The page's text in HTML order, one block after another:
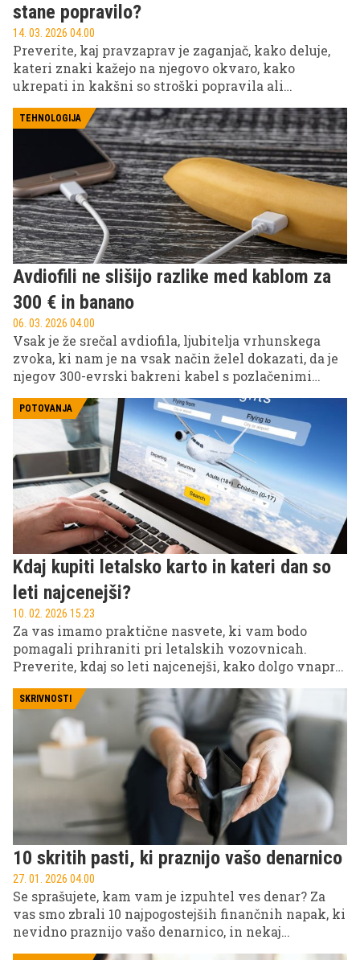
stane popravilo?
14. 03. 2026 04.00
Preverite, kaj pravzaprav je zaganjač, kako deluje,
kateri znaki kažejo na njegovo okvaro, kako
ukrepati in kakšni so stroški popravila ali
TEHNOLOGIJA
Avdiofili ne slišijo razlike med kablom za
300 € in banano
06. 03. 2026 04.00
Vsak je že srečal avdiofila, ljubitelja vrhunskega
zvoka, ki nam je na vsak način želel dokazati, da je
njegov 300-evrski bakreni kabel s pozlačenimi
konektorji vreden svojega denarja. "Edini način, da
slišiš, kar je želel izvajalec," je modroval. Večina teh
"zvočnih gurujev" v slepem testu ne bi znala ločiti
med banano in vrhunskim avdiofilskim kablom.
Poglejmo, zakaj.
POTOVANJA
Kdaj kupiti letalsko karto in kateri dan so
leti najcenejši?
10. 02. 2026 15.23
Za vas imamo praktične nasvete, ki vam bodo
pomagali prihraniti pri letalskih vozovnicah.
Preverite, kdaj so leti najcenejši, kako dolgo vnaprej
kupiti karte in kako izkoristiti funkcijo sledenja
cen.
SKRIVNOSTI
10 skritih pasti, ki praznijo vašo denarnico
27. 01. 2026 04.00
Se sprašujete, kam vam je izpuhtel ves denar? Za
vas smo zbrali 10 najpogostejših finančnih napak, ki
nevidno praznijo vašo denarnico, in nekaj